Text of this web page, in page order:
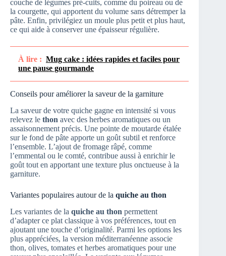
couche de légumes pré-cuits, comme du poireau ou de
la courgette, qui apportent du volume sans détremper la
pâte. Enfin, privilégiez un moule plus petit et plus haut,
ce qui aide à conserver une épaisseur régulière.
À lire : Mug cake : idées rapides et faciles pour
une pause gourmande
Conseils pour améliorer la saveur de la garniture
La saveur de votre quiche gagne en intensité si vous
relevez le thon avec des herbes aromatiques ou un
assaisonnement précis. Une pointe de moutarde étalée
sur le fond de pâte apporte un goût subtil et renforce
l’ensemble. L’ajout de fromage râpé, comme
l’emmental ou le comté, contribue aussi à enrichir le
goût tout en apportant une texture plus onctueuse à la
garniture.
Variantes populaires autour de la quiche au thon
Les variantes de la quiche au thon permettent
d’adapter ce plat classique à vos préférences, tout en
ajoutant une touche d’originalité. Parmi les options les
plus appréciées, la version méditerranéenne associe
thon, olives, tomates et herbes aromatiques pour une